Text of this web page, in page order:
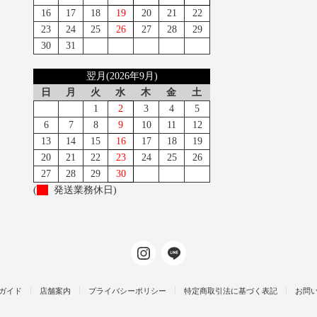
16
17 18 19 20 21
22
23
24 25 26 27 28
29
30
31
翌月(2026年9月)
日
月 火 水 木 金
土
1
2 3 4
5
6
7 8 9 10 11
12
13
14 15 16 17 18
19
20
21 22 23 24 25
26
27
28 29
30
(
発送業務休日)
イド 店舗案内 プライバシーポリシー 特定商取引法に基づく表記 お問